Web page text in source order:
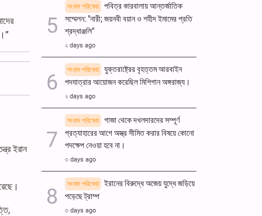
ইরান
সংবাদ পরিষেবা
পবিত্র কারবালায় আন্তর্জাতিক
সম্মেলন: "নারী; জয়নবী বয়ান ও শহীদ ইমামের প্রতি
শ্রদ্ধাঞ্জলি"
২ days ago
সংবাদ পরিষেবা
যুক্তরাষ্ট্রের বৃহত্তম আরবাইন
পদযাত্রার আয়োজন করেছিল মিশিগান অঙ্গরাজ্য।
২ days ago
সংবাদ পরিষেবা
গাজা থেকে দখলদারদের সম্পূর্ণ
প্রত্যাহারের আগে অস্ত্র সীমিত করার বিষয়ে কোনো
পদক্ষেপ নেওয়া হবে না।
৩ days ago
সংবাদ পরিষেবা
ইরানের বিরুদ্ধে অজেয় যুদ্ধে জড়িয়ে
পড়েছে ট্রাম্প
৩ days ago